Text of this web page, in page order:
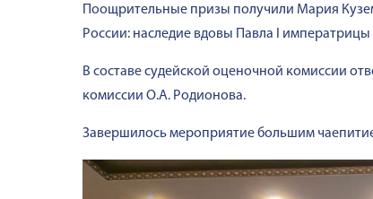
Поощрительные призы получили Мария
России: наследие вдовы Павла I
В составе судейской оценочной комиссии
комиссии О.А. Родионова.
Завершилось мероприятие большим